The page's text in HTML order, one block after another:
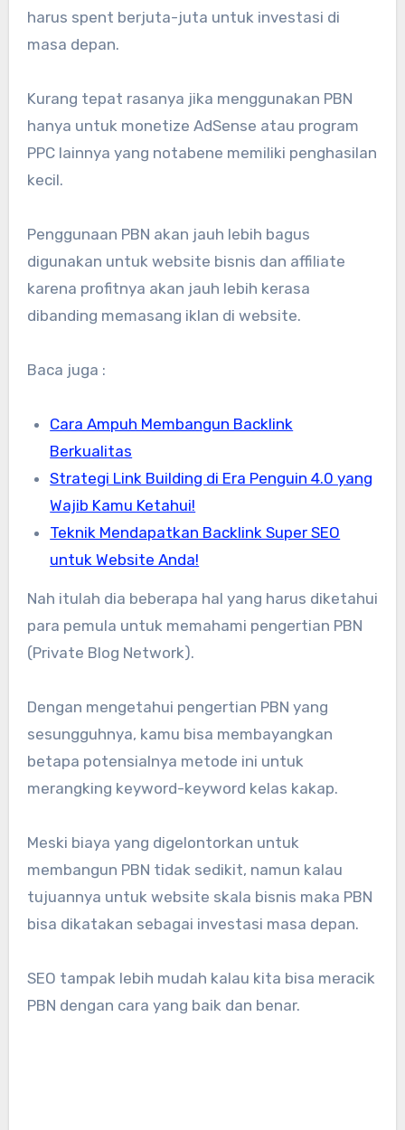
harus spent berjuta-juta untuk investasi di
masa depan.
Kurang tepat rasanya jika menggunakan PBN
hanya untuk monetize AdSense atau program
PPC lainnya yang notabene memiliki penghasilan
kecil.
Penggunaan PBN akan jauh lebih bagus
digunakan untuk website bisnis dan affiliate
karena profitnya akan jauh lebih kerasa
dibanding memasang iklan di website.
Baca juga :
Cara Ampuh Membangun Backlink
Berkualitas
Strategi Link Building di Era Penguin 4.0 yang
Wajib Kamu Ketahui!
Teknik Mendapatkan Backlink Super SEO
untuk Website Anda!
Nah itulah dia beberapa hal yang harus diketahui
para pemula untuk memahami pengertian PBN
(Private Blog Network).
Dengan mengetahui pengertian PBN yang
sesungguhnya, kamu bisa membayangkan
betapa potensialnya metode ini untuk
merangking keyword-keyword kelas kakap.
Meski biaya yang digelontorkan untuk
membangun PBN tidak sedikit, namun kalau
tujuannya untuk website skala bisnis maka PBN
bisa dikatakan sebagai investasi masa depan.
SEO tampak lebih mudah kalau kita bisa meracik
PBN dengan cara yang baik dan benar.